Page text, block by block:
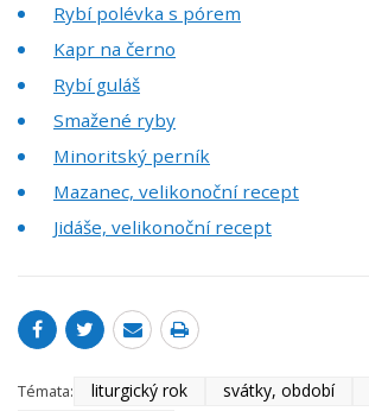
Rybí polévka s pórem
Kapr na černo
Rybí guláš
Smažené ryby
Minoritský perník
Mazanec, velikonoční recept
Jidáše, velikonoční recept
Témata: liturgický rok svátky, období